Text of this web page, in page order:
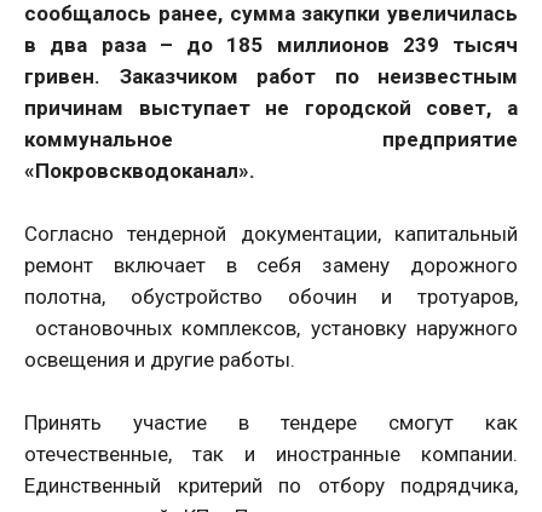
сообщалось ранее, сумма закупки увеличилась
в два раза – до 185 миллионов 239 тысяч
гривен. Заказчиком работ по неизвестным
причинам выступает не городской совет, а
коммунальное предприятие
«Покровскводоканал».
Согласно тендерной документации, капитальный
ремонт включает в себя замену дорожного
полотна, обустройство обочин и тротуаров,
остановочных комплексов, установку наружного
освещения и другие работы.
Принять участие в тендере смогут как
отечественные, так и иностранные компании.
Единственный критерий по отбору подрядчика,